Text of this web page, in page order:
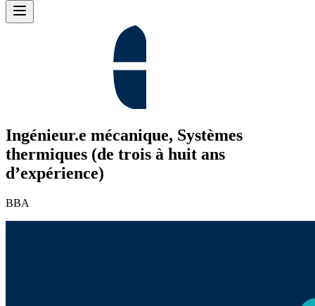
Ingénieur.e mécanique, Systèmes
thermiques (de trois à huit ans
d’expérience)
BBA